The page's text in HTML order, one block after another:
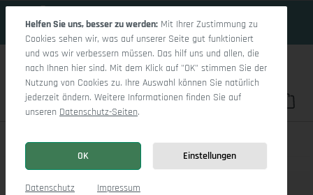
Du hast 0
Sitz Concept smart 1001 Canape Small SE 1,5Aho L
Produktbilder
Helfen Sie uns, besser zu werden: Mit Ihrer Zustimmung zu
Cookies sehen wir, was auf unserer Seite gut funktioniert
und was wir verbessern müssen. Das hilf uns und allen, die
nach Ihnen hier sind. Mit dem Klick auf "OK" stimmen Sie der
Nutzung von Cookies zu. Ihre Auswahl können Sie natürlich
jederzeit ändern. Weitere Informationen finden Sie auf
unseren Datenschutz-Seiten.
OK Einstellungen
Datenschutz Impressum